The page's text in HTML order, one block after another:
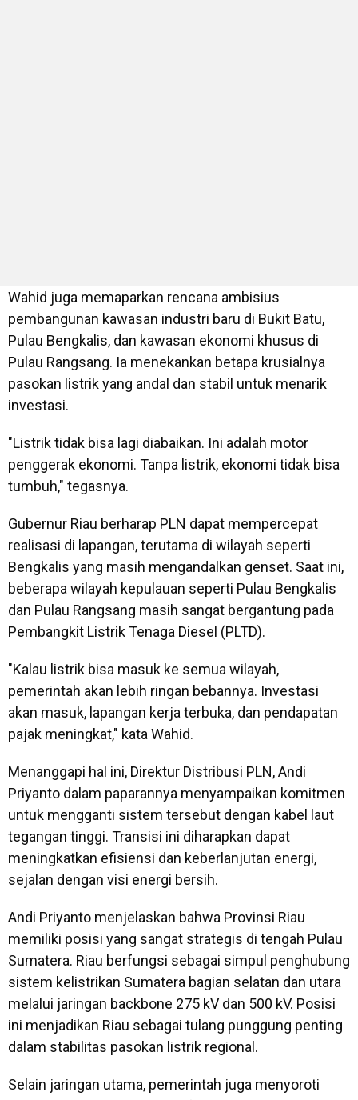
Wahid juga memaparkan rencana ambisius
pembangunan kawasan industri baru di Bukit Batu,
Pulau Bengkalis, dan kawasan ekonomi khusus di
Pulau Rangsang. Ia menekankan betapa krusialnya
pasokan listrik yang andal dan stabil untuk menarik
investasi.
"Listrik tidak bisa lagi diabaikan. Ini adalah motor
penggerak ekonomi. Tanpa listrik, ekonomi tidak bisa
tumbuh," tegasnya.
Gubernur Riau berharap PLN dapat mempercepat
realisasi di lapangan, terutama di wilayah seperti
Bengkalis yang masih mengandalkan genset. Saat ini,
beberapa wilayah kepulauan seperti Pulau Bengkalis
dan Pulau Rangsang masih sangat bergantung pada
Pembangkit Listrik Tenaga Diesel (PLTD).
"Kalau listrik bisa masuk ke semua wilayah,
pemerintah akan lebih ringan bebannya. Investasi
akan masuk, lapangan kerja terbuka, dan pendapatan
pajak meningkat," kata Wahid.
Menanggapi hal ini, Direktur Distribusi PLN, Andi
Priyanto dalam paparannya menyampaikan komitmen
untuk mengganti sistem tersebut dengan kabel laut
tegangan tinggi. Transisi ini diharapkan dapat
meningkatkan efisiensi dan keberlanjutan energi,
sejalan dengan visi energi bersih.
Andi Priyanto menjelaskan bahwa Provinsi Riau
memiliki posisi yang sangat strategis di tengah Pulau
Sumatera. Riau berfungsi sebagai simpul penghubung
sistem kelistrikan Sumatera bagian selatan dan utara
melalui jaringan backbone 275 kV dan 500 kV. Posisi
ini menjadikan Riau sebagai tulang punggung penting
dalam stabilitas pasokan listrik regional.
Selain jaringan utama, pemerintah juga menyoroti